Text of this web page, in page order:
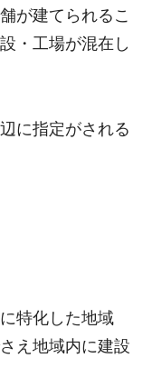
が建てられるこ
・工場が混在し
に指定がされる
特化した地域
え地域内に建設